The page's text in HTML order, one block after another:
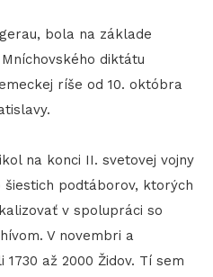
bola na základe
diktátu
ríše od 10. októbra
na konci II. svetovej vojny
šiestich podtáborov, ktorých
v spolupráci so
V novembri a
až 2000 Židov. Tí sem